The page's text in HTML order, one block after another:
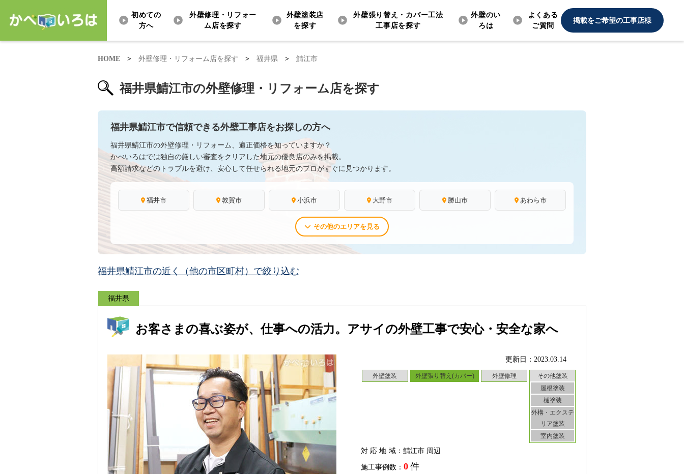
初めての
方へ
外壁修理・リフォー
ム店を探す
外壁塗装店
を探す
外壁張り替え・カバー工法
工事店を探す
外壁のい
ろは
よくある
ご質問
掲載をご希望の工事店様
HOME > 外壁修理・リフォーム店を探す > 福井県 > 鯖江市
福井県鯖江市の外壁修理・リフォーム店を探す
福井県鯖江市で信頼できる外壁工事店をお探しの方へ
福井県鯖江市の外壁修理・リフォーム、適正価格を知っていますか？
かべいろはでは独自の厳しい審査をクリアした地元の優良店のみを掲載。
高額請求などのトラブルを避け、安心して任せられる地元のプロがすぐに見つかります。
福井市 敦賀市 小浜市 大野市 勝山市 あわら市
その他のエリアを見る
福井県鯖江市の近く（他の市区町村）で絞り込む
福井県
お客さまの喜ぶ姿が、仕事への活力。アサイの外壁工事で安心・安全な家へ
更新日：2023.03.14
外壁塗装 外壁張り替え(カバー) 外壁修理
その他塗装
屋根塗装
樋塗装
外構・エクステ
リア塗装
室内塗装
対応地域：鯖江市 周辺
施工事例数： 0 件